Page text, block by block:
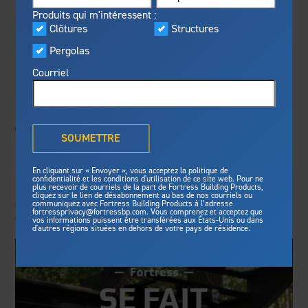
Produits qui m'intéressent :
Clôtures
Structures
Pergolas
Courriel
SOUMETTRE
En cliquant sur « Envoyer », vous acceptez la politique de
confidentialité et les conditions d'utilisation de ce site web. Pour ne
plus recevoir de courriels de la part de Fortress Building Products,
cliquez sur le lien de désabonnement au bas de nos courriels ou
communiquez avec Fortress Building Products à l’adresse
fortressprivacy@fortressbp.com. Vous comprenez et acceptez que
vos informations puissent être transférées aux États-Unis ou dans
d'autres régions situées en dehors de votre pays de résidence.
En vedette
Fabriqué pour la sécurité
Fortress
contre les tempêtes et des
tranquilité d’esprit de longue
durée.
Voyez pourquoi nous sommes
Structures
Structure d'acier pour terrasse
Clôtures
Clôtures en acier
Outdurable Living
Actualités et médias
Visualiseur
Galerie
Préparez votre projet
Fortress Master Class
L'ÉLÉGANCE
MODERNE EST EN
ACHATS DE
PROPRIÉTAIRES.
LBM Journal : au fond, comme nous sommes une
espèce, lorsque nous nous le permettons, nous
comprenons l'importance du monde extérieur. Par ...